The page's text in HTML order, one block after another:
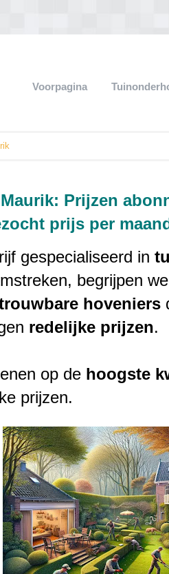
Voorpagina
Prijzen
prijs per
gespecialiseerd in
begrijpen
hoveniers
redelijke prijzen.
op de hoogste
prijzen.